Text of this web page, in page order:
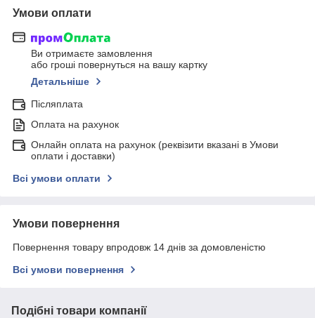
Умови оплати
Ви отримаєте замовлення
або гроші повернуться на вашу картку
Детальніше
Післяплата
Оплата на рахунок
Онлайн оплата на рахунок (реквізити вказані в Умови
оплати і доставки)
Всі умови оплати
Умови повернення
Повернення товару впродовж 14 днів за домовленістю
Всі умови повернення
Подібні товари компанії